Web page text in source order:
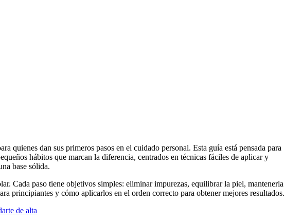
quienes dan sus primeros pasos en el cuidado personal. Esta guía está pensada para
hábitos que marcan la diferencia, centrados en técnicas fáciles de aplicar y
base sólida.
Cada paso tiene objetivos simples: eliminar impurezas, equilibrar la piel, mantenerla
principiantes y cómo aplicarlos en el orden correcto para obtener mejores resultados.
de alta